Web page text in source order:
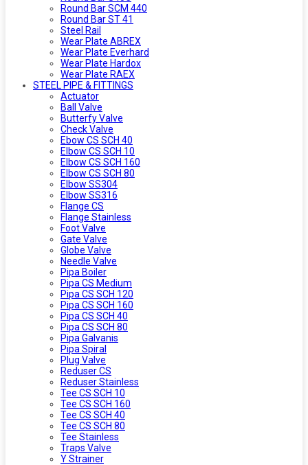
Round Bar SCM 440
Round Bar ST 41
Steel Rail
Wear Plate ABREX
Wear Plate Everhard
Wear Plate Hardox
Wear Plate RAEX
STEEL PIPE & FITTINGS
Actuator
Ball Valve
Butterfy Valve
Check Valve
Ebow CS SCH 40
Elbow CS SCH 10
Elbow CS SCH 160
Elbow CS SCH 80
Elbow SS304
Elbow SS316
Flange CS
Flange Stainless
Foot Valve
Gate Valve
Globe Valve
Needle Valve
Pipa Boiler
Pipa CS Medium
Pipa CS SCH 120
Pipa CS SCH 160
Pipa CS SCH 40
Pipa CS SCH 80
Pipa Galvanis
Pipa Spiral
Plug Valve
Reduser CS
Reduser Stainless
Tee CS SCH 10
Tee CS SCH 160
Tee CS SCH 40
Tee CS SCH 80
Tee Stainless
Traps Valve
Y Strainer